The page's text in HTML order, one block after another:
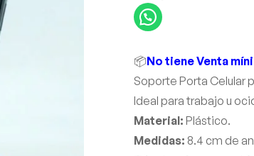
📦No tiene Venta
Soporte Porta Celular
Ideal para trabajo u
Material: Plástico.
Medidas: 8.4 cm de